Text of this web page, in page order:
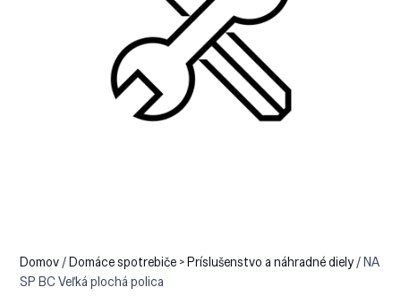
Domov/Domáce spotrebiče > Príslušenstvo a náhradné diely/ NA
SP BC Veľká plochá polica